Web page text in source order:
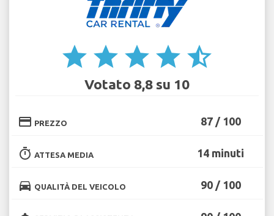
star star star star star_half
Votato 8,8 su 10
credit_card PREZZO 87 / 100
timer ATTESA MEDIA 14 minuti
directions_car QUALITÀ DEL VEICOLO 90 / 100